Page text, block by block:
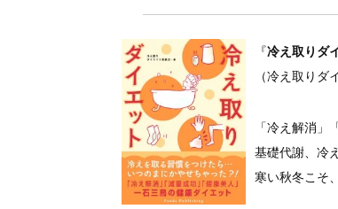
『冷え取りダ
（冷え取りダ
「冷え解消」
基礎代謝、冷
寒い秋冬こそ